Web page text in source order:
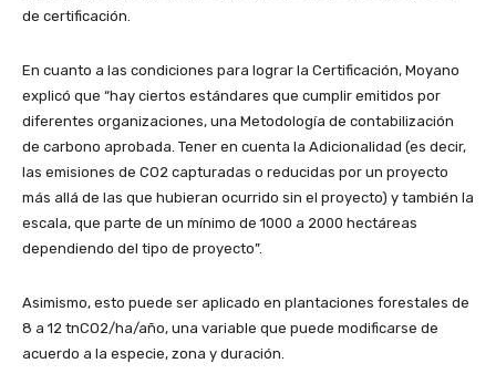
de certificación.
En cuanto a las condiciones para lograr la Certificación, Moyano
explicó que “hay ciertos estándares que cumplir emitidos por
diferentes organizaciones, una Metodología de contabilización
de carbono aprobada. Tener en cuenta la Adicionalidad (es decir,
las emisiones de CO2 capturadas o reducidas por un proyecto
más allá de las que hubieran ocurrido sin el proyecto) y también la
escala, que parte de un mínimo de 1000 a 2000 hectáreas
dependiendo del tipo de proyecto”.
Asimismo, esto puede ser aplicado en plantaciones forestales de
8 a 12 tnCO2/ha/año, una variable que puede modificarse de
acuerdo a la especie, zona y duración.